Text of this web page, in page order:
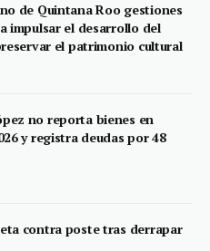
de Quintana Roo gestiones
impulsar el desarrollo del
el patrimonio cultural
no reporta bienes en
y registra deudas por 48
contra poste tras derrapar